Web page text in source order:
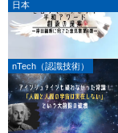
日本
nTech（認識技術）